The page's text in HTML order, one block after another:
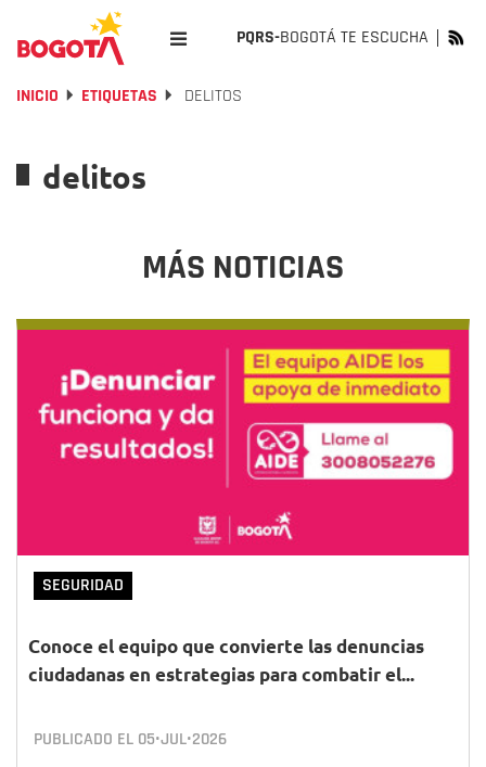
PQRS-BOGOTÁ TE ESCUCHA
INICIO ETIQUETAS DELITOS
delitos
MÁS NOTICIAS
SEGURIDAD
Conoce el equipo que convierte las denuncias
ciudadanas en estrategias para combatir el...
PUBLICADO EL 05•JUL•2026